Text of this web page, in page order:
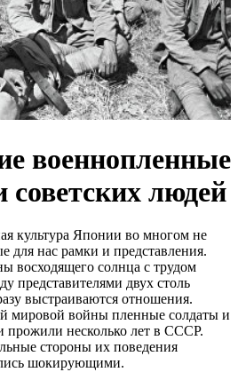
военнопленные
людей
культура Японии во многом не
для нас рамки и представления.
восходящего солнца с трудом
представителями двух столь
выстраиваются отношения.
мировой войны пленные солдаты и
прожили несколько лет в СССР.
стороны их поведения
шокирующими.